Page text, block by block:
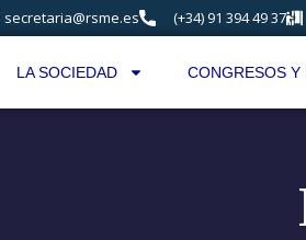
secretaria@rsme.es (+34) 91 394 49 37
LA SOCIEDAD CONGRESOS Y